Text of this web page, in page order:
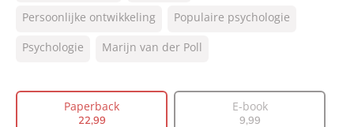
Auteur(s):
Marijn van der Poll
Aantal pagina's:
208
Verschijningsdatum:
Persoonlijke ontwikkeling
Populaire psychologie
Psychologie
Marijn van der Poll
Paperback
22,99
E-book
9,99